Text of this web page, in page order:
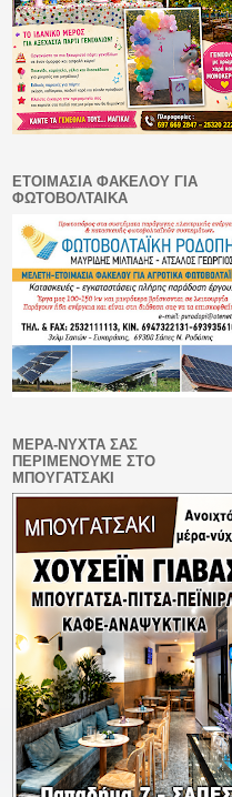
ΕΤΟΙΜΑΣΙΑ ΦΑΚΕΛΟΥ ΓΙΑ
ΦΩΤΟΒΟΛΤΑΙΚΑ
ΜΕΡΑ-ΝΥΧΤΑ ΣΑΣ
ΠΕΡΙΜΕΝΟΥΜΕ ΣΤΟ
ΜΠΟΥΓΑΤΣΑΚΙ